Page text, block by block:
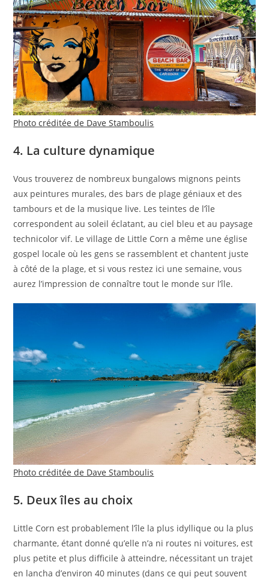
Photo créditée de Dave Stamboulis
4. La culture dynamique
Vous trouverez de nombreux bungalows mignons peints
aux peintures murales, des bars de plage géniaux et des
tambours et de la musique live. Les teintes de l’île
correspondent au soleil éclatant, au ciel bleu et au paysage
technicolor vif. Le village de Little Corn a même une église
gospel locale où les gens se rassemblent et chantent juste
à côté de la plage, et si vous restez ici une semaine, vous
aurez l’impression de connaître tout le monde sur l’île.
Photo créditée de Dave Stamboulis
5. Deux îles au choix
Little Corn est probablement l’île la plus idyllique ou la plus
charmante, étant donné qu’elle n’a ni routes ni voitures, est
plus petite et plus difficile à atteindre, nécessitant un trajet
en lancha d’environ 40 minutes (dans ce qui peut souvent